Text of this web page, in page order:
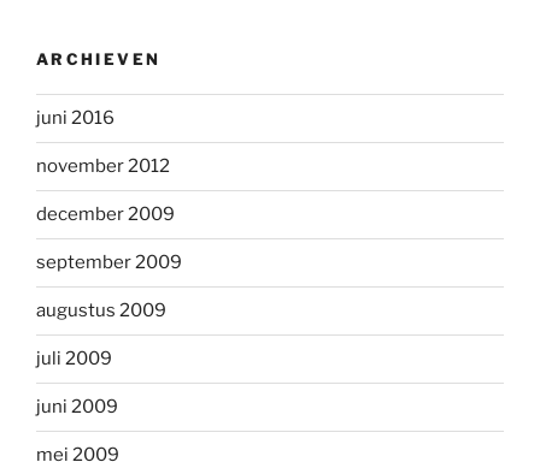
ARCHIEVEN
juni 2016
november 2012
december 2009
september 2009
augustus 2009
juli 2009
juni 2009
mei 2009